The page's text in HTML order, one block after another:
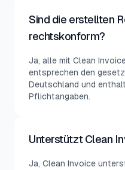
Sind die erstellten
rechtskonform?
Ja, alle mit Clean
entsprechen den
Deutschland und
Pflichtangaben.
Unterstützt Clean
Ja, Clean Invoice